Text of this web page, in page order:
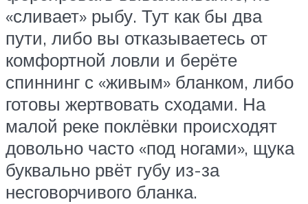
«сливает» рыбу. Тут как бы два
пути, либо вы отказываетесь от
комфортной ловли и берёте
спиннинг с «живым» бланком, либо
готовы жертвовать сходами. На
малой реке поклёвки происходят
довольно часто «под ногами», щука
буквально рвёт губу из-за
несговорчивого бланка.